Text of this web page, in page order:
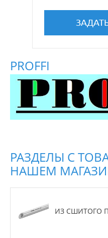
PROFFI
РАЗДЕЛЫ С
НАШЕМ
ИЗ СШИТОГО